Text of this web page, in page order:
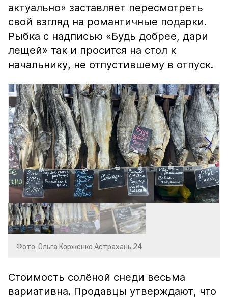
актуально» заставляет пересмотреть
свой взгляд на романтичные подарки.
Рыбка с надписью «Будь добрее, дари
лещей» так и просится на стол к
начальнику, не отпустившему в отпуск.
Фото: Ольга Корженко Астрахань 24
Стоимость солёной снеди весьма
вариативна. Продавцы утверждают, что